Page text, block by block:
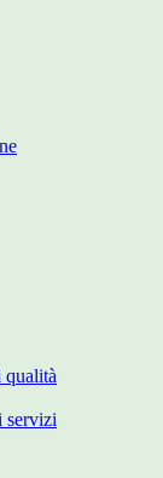
qualità
servizi